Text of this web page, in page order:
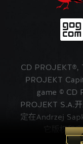
CD PROJEKT®,
PROJEKT
game © CD
PROJEKT S.A.
定在Andrzej
它版权和